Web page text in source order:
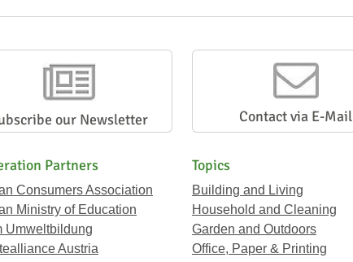
our Newsletter Contact via E-Mail
Partners
Consumers Association
Ministry of Education
Umweltbildung
Austria
Topics
Building and Living
Household and Cleaning
Garden and Outdoors
Office, Paper & Printing